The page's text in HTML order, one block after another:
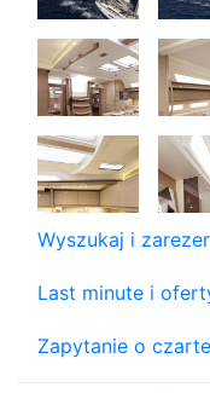
Wyszukaj i
Last minute i
Zapytanie o